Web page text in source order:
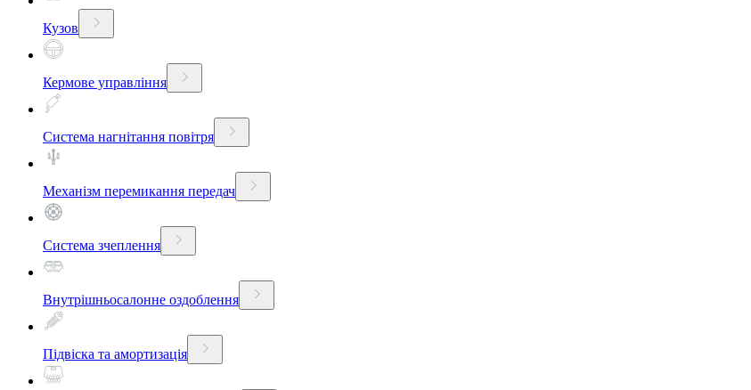
Кузов
Кермове управління
Система нагнітання повітря
Механізм перемикання передач
Система зчеплення
Внутрішньосалонне оздоблення
Підвіска та амортизація